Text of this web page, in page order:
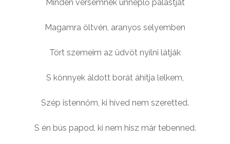
Minden versemnek ünneplő palástját
Magamra öltvén, aranyos selyemben
Tört szemeim az üdvöt nyílni látják
S könnyek áldott borát áhítja lelkem,
Szép istennőm, ki híved nem szeretted.
S én bús papod, ki nem hisz már tebenned.